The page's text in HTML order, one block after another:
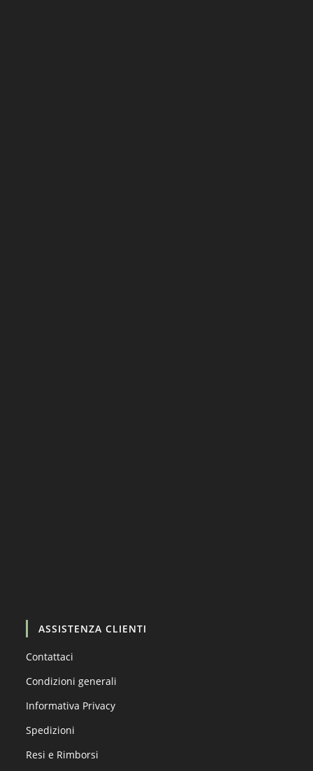
ASSISTENZA CLIENTI
Contattaci
Condizioni generali
Informativa Privacy
Spedizioni
Resi e Rimborsi